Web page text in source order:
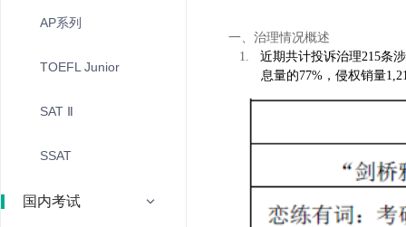
AP系列
TOEFL Junior
SAT Ⅱ
SSAT
国内考试
一、治理情况概述
1.
近期共计投诉治理215条
息量的77% ，侵权销量